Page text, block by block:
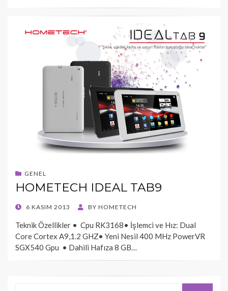
GENEL
HOMETECH IDEAL TAB9
POSTED
6 KASIM 2013 BY HOMETECH
Teknik Özellikler • Cpu RK3168• İşlemci ve Hız: Dual
Core Cortex A9,1.2 GHZ• Yeni Nesil 400 MHz PowerVR
SGX540 Gpu • Dahili Hafıza 8 GB…